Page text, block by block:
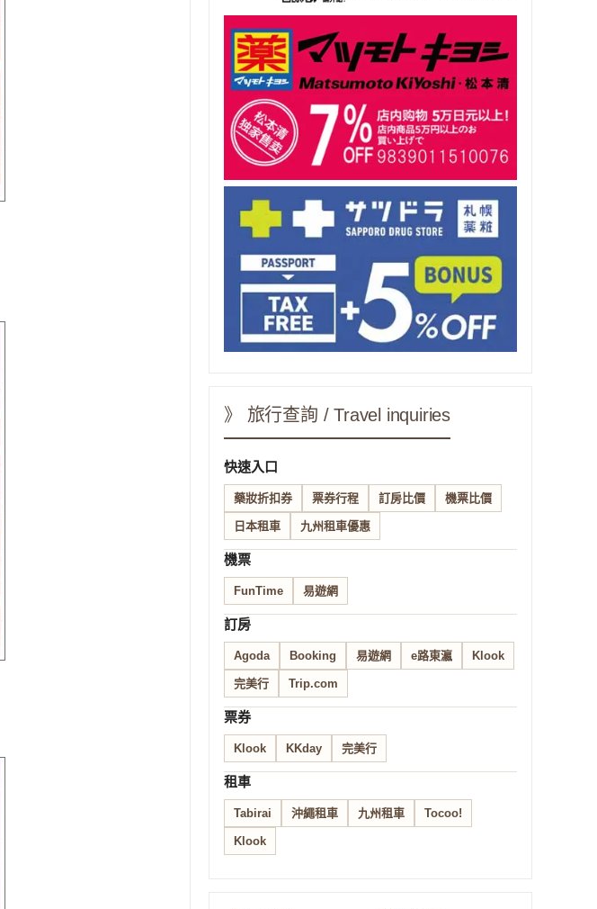
》 旅行查詢 / Travel inquiries
快速入口
藥妝折扣券 票券行程 訂房比價 機票比價
日本租車 九州租車優惠
機票
FunTime 易遊網
訂房
Agoda Booking 易遊網 e路東瀛 Klook
完美行 Trip.com
票券
Klook KKday 完美行
租車
Tabirai 沖繩租車 九州租車 Tocoo!
Klook